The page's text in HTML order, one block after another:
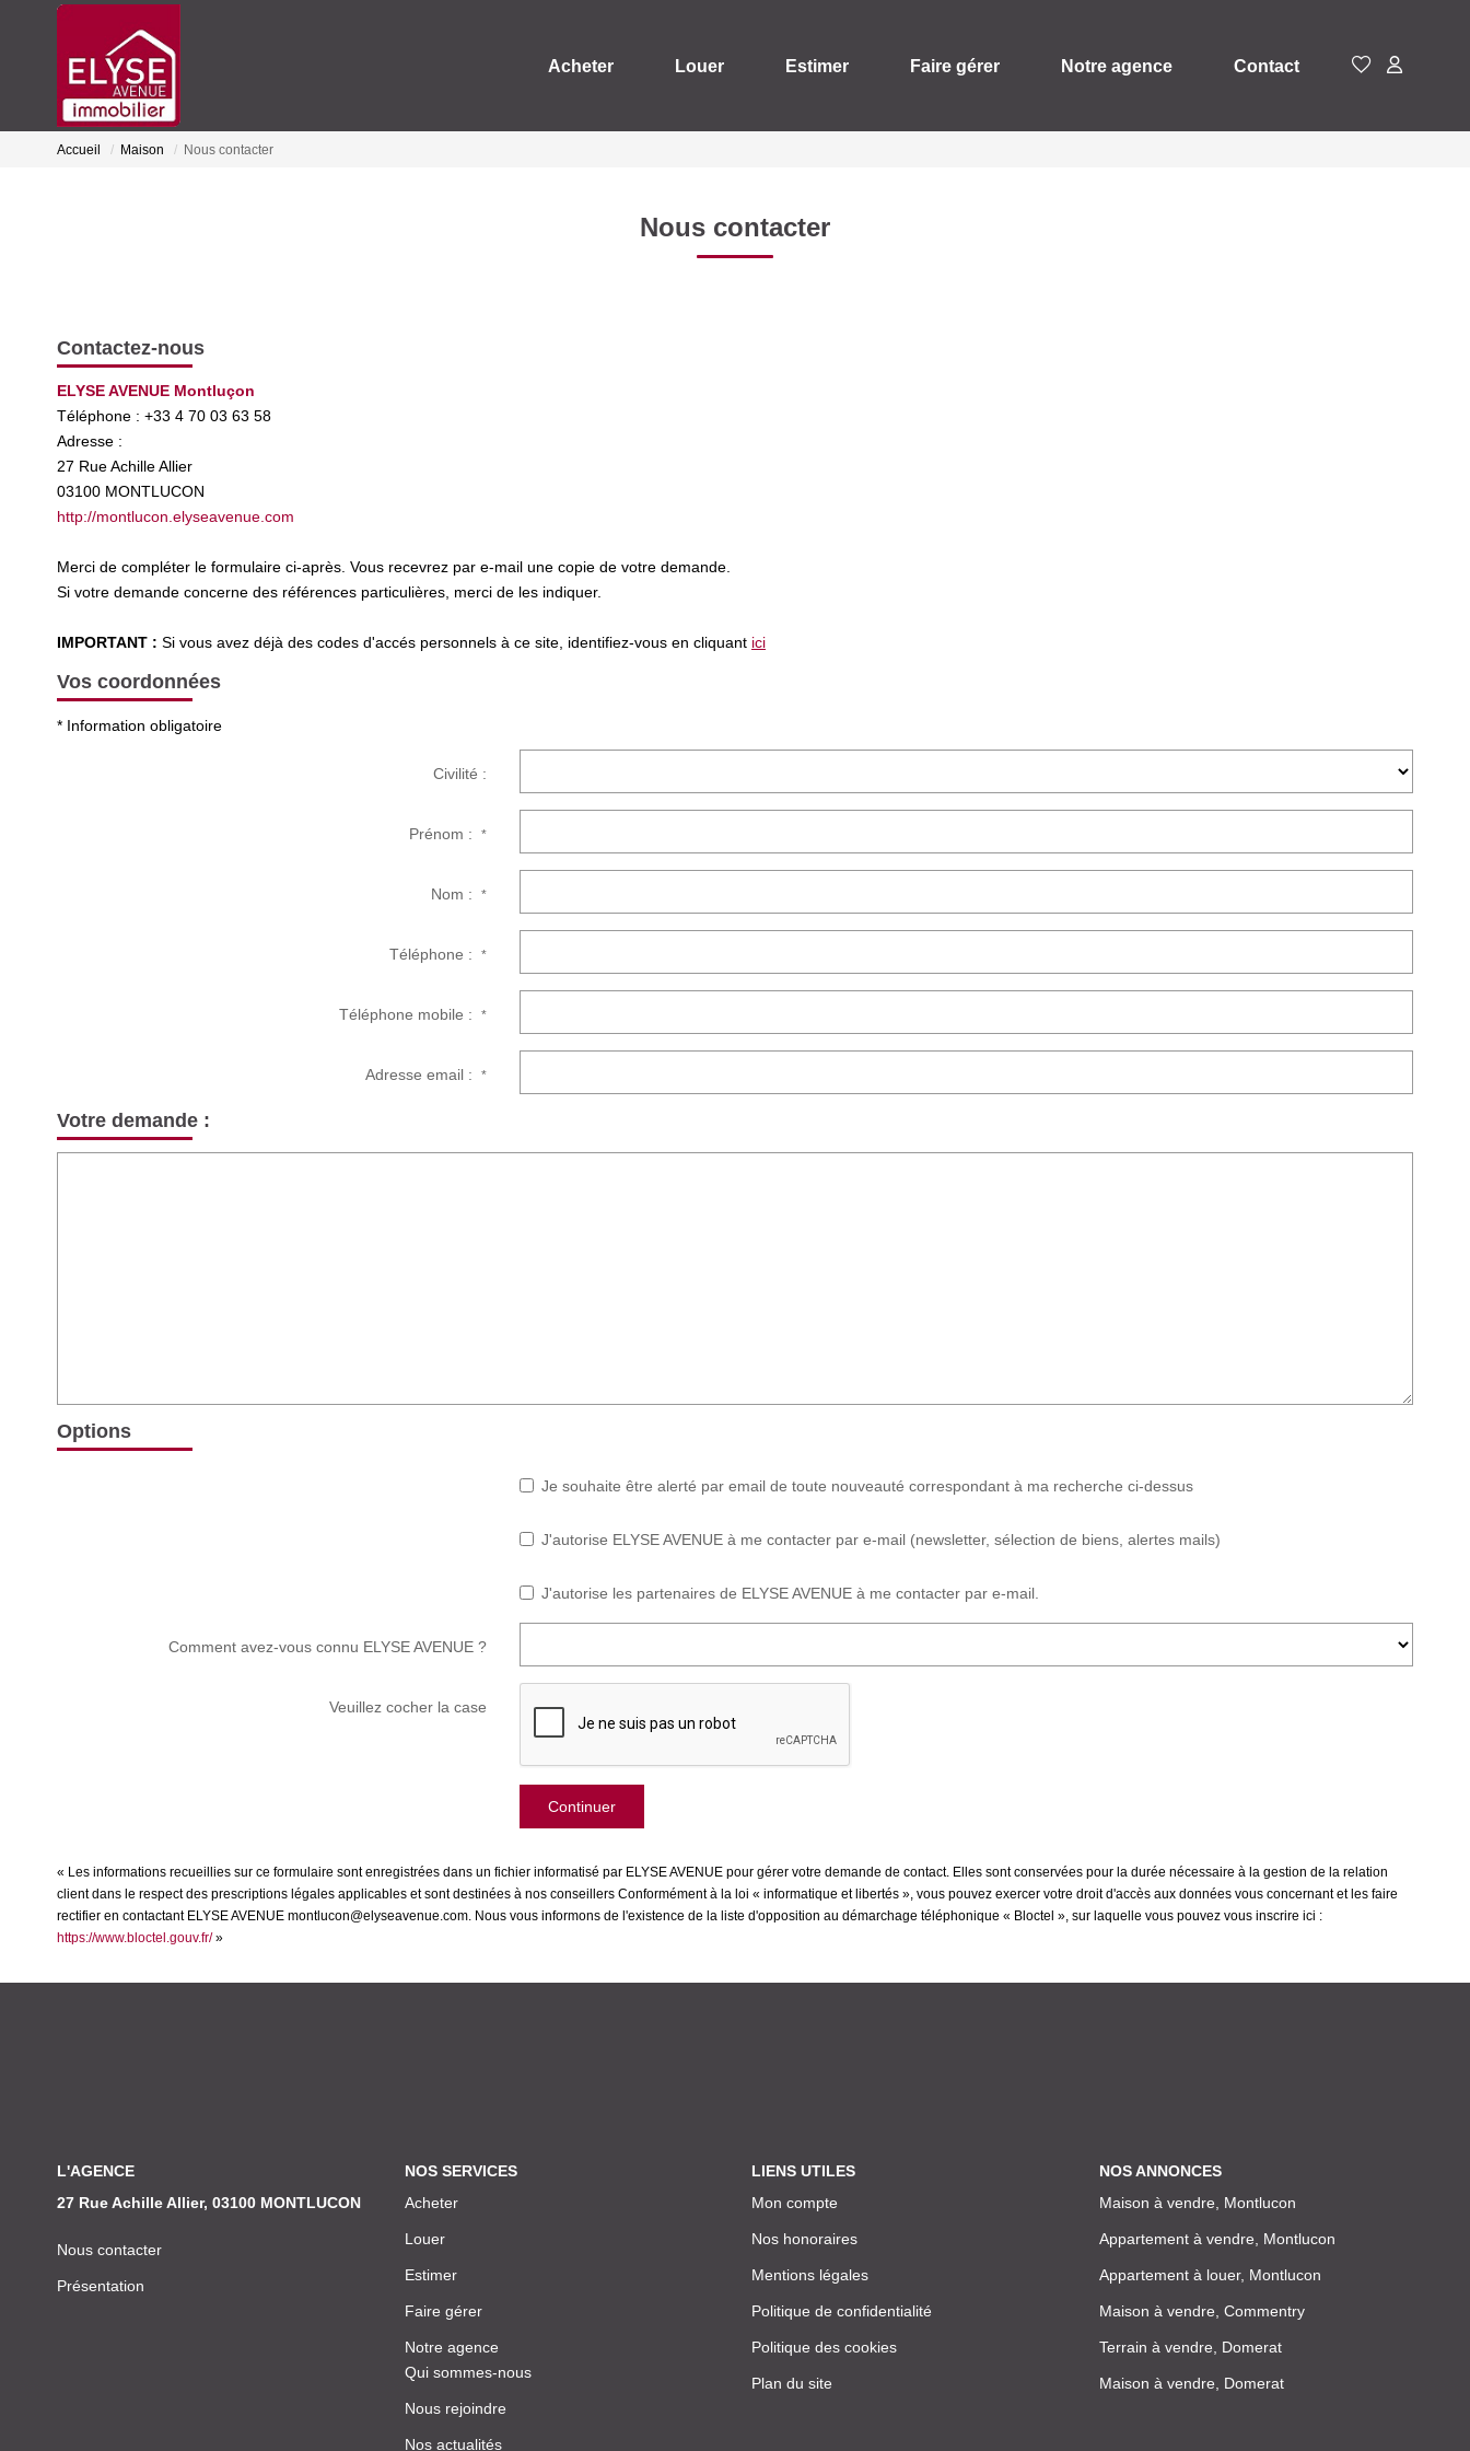
Acheter Louer Estimer Faire gérer Notre agence Contact
Accueil Maison Nous contacter
Nous contacter
Contactez-nous
ELYSE AVENUE Montluçon
Téléphone : +33 4 70 03 63 58
Adresse :
27 Rue Achille Allier
03100 MONTLUCON
http://montlucon.elyseavenue.com
Merci de compléter le formulaire ci-après. Vous recevrez par e-mail une copie de votre demande.
Si votre demande concerne des références particulières, merci de les indiquer.
IMPORTANT : Si vous avez déjà des codes d'accés personnels à ce site, identifiez-vous en cliquant ici
Vos coordonnées
* Information obligatoire
Civilité :
Prénom :*
Nom :*
Téléphone :*
Téléphone mobile :*
Adresse email :*
Votre demande :
Options
Je souhaite être alerté par email de toute nouveauté correspondant à ma recherche ci-dessus
J'autorise ELYSE AVENUE à me contacter par e-mail (newsletter, sélection de biens, alertes mails)
J'autorise les partenaires de ELYSE AVENUE à me contacter par e-mail.
Comment avez-vous connu ELYSE AVENUE ?
Veuillez cocher la case
Continuer
« Les informations recueillies sur ce formulaire sont enregistrées dans un fichier informatisé par ELYSE AVENUE pour gérer votre demande de contact. Elles sont conservées pour la durée nécessaire à la gestion de la relation
client dans le respect des prescriptions légales applicables et sont destinées à nos conseillers Conformément à la loi « informatique et libertés », vous pouvez exercer votre droit d'accès aux données vous concernant et les faire
rectifier en contactant ELYSE AVENUE montlucon@elyseavenue.com. Nous vous informons de l'existence de la liste d'opposition au démarchage téléphonique « Bloctel », sur laquelle vous pouvez vous inscrire ici :
https://www.bloctel.gouv.fr/»
L'AGENCE
27 Rue Achille Allier, 03100 MONTLUCON
Nous contacter
Présentation
NOS SERVICES
Acheter
Louer
Estimer
Faire gérer
Notre agence
Qui sommes-nous
Nous rejoindre
Nos actualités
LIENS UTILES
Mon compte
Nos honoraires
Mentions légales
Politique de confidentialité
Politique des cookies
Plan du site
NOS ANNONCES
Maison à vendre, Montlucon
Appartement à vendre, Montlucon
Appartement à louer, Montlucon
Maison à vendre, Commentry
Terrain à vendre, Domerat
Maison à vendre, Domerat